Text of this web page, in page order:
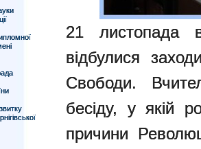
21 листопада
відбулися
Свободи.
бесіду, у якій
причини